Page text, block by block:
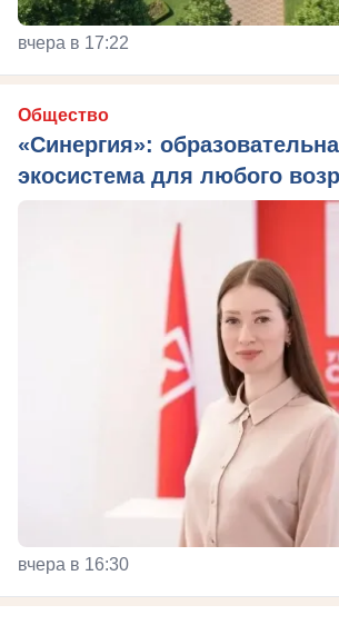
вчера в 17:22
Общество
«Синергия»:
экосистема для любого
вчера в 16:30